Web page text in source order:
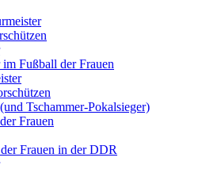
Fußball der Frauen
Tschammer-Pokalsieger)
Frauen
Frauen in der DDR